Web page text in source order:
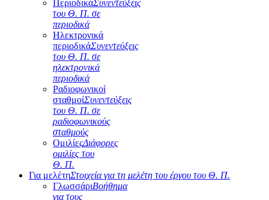
ΠεριοδικάΣυνεντεύξεις
του Θ. Π. σε
περιοδικά
Ηλεκτρονικά
περιοδικάΣυνεντεύξεις
του Θ. Π. σε
ηλεκτρονικά
περιοδικά
Ραδιοφωνικοί
σταθμοίΣυνεντεύξεις
του Θ. Π. σε
ραδιοφωνικούς
σταθμούς
ΟμιλίεςΔιάφορες
ομιλίες του
Θ. Π.
Για μελέτηΣτοιχεία για τη μελέτη του έργου του Θ. Π.
ΓλωσσάριΒοήθημα
για τους